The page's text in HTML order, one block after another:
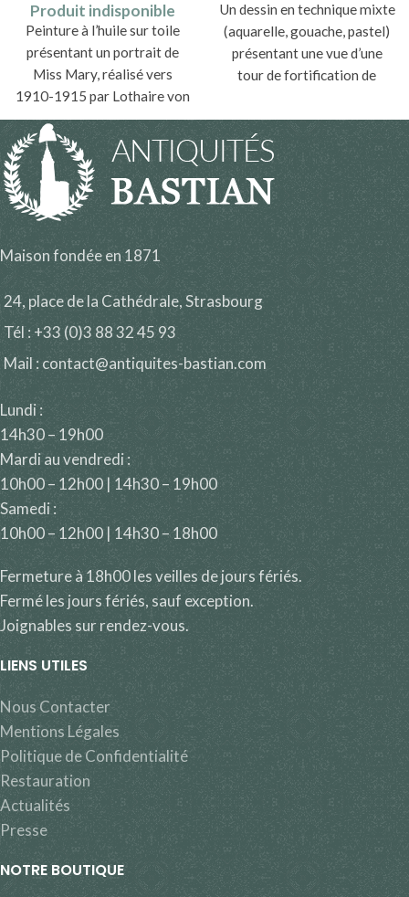
Produit indisponible
Peinture à l’huile sur toile
présentant un portrait de
Miss Mary, réalisé vers
1910-1915 par Lothaire von
Seebach (1853-1930).
Un dessin en technique mixte
(aquarelle, gouache, pastel)
présentant une vue d’une
tour de fortification de
Daubner (1865-1926)
Maison fondée en 1871
24, place de la Cathédrale, Strasbourg
Tél : +33 (0)3 88 32 45 93
Mail : contact@antiquites-bastian.com
Lundi :
14h30 – 19h00
Mardi au vendredi :
10h00 – 12h00 | 14h30 – 19h00
Samedi :
10h00 – 12h00 | 14h30 – 18h00
Fermeture à 18h00 les veilles de jours fériés.
Fermé les jours fériés, sauf exception.
Joignables sur rendez-vous.
LIENS UTILES
Nous Contacter
Mentions Légales
Politique de Confidentialité
Restauration
Actualités
Presse
NOTRE BOUTIQUE